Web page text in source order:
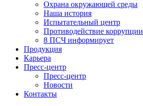
Охрана окружающей среды
Наша история
Испытательный центр
Противодействие коррупции
8 ПСЧ информирует
Продукция
Карьера
Пресс-центр
Пресс-центр
Новости
Контакты